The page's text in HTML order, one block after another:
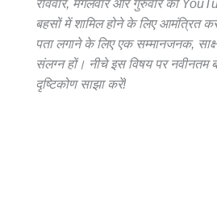
रविवार, मंगलवार और गुरुवार को
बहसों में शामिल होने के लिए आमंत्रित
पता लगाने के लिए एक सम्मानजनक,
संलग्न हों। नीचे इस विषय पर
दृष्टिकोण साझा करें!